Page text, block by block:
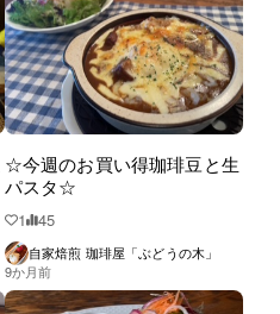
☆今週のお買い得珈琲豆と生
パスタ☆
1 45
自家焙煎 珈琲屋「ぶどうの木」
9か月前